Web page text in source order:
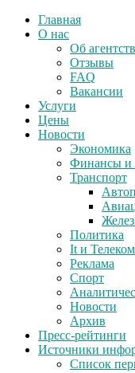
Главная
О нас
Об
Отзывы
FAQ
Вакансии
Услуги
Цены
Новости
Экономика
Финансы и
Транспорт
Политика
It и
Реклама
Спорт
Новости
Архив
Пресс-рейтинги
Источники
Список